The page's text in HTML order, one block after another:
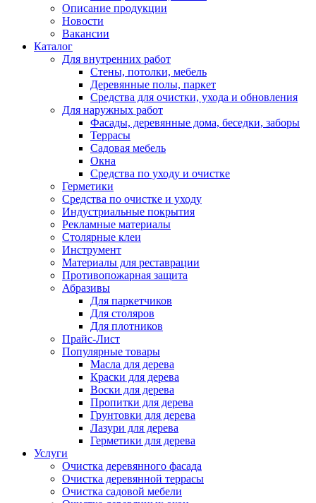
Описание продукции
Новости
Вакансии
Каталог
Для внутренних работ
Стены, потолки, мебель
Деревянные полы, паркет
Средства для очистки, ухода и обновления
Для наружных работ
Фасады, деревянные дома, беседки, заборы
Террасы
Садовая мебель
Окна
Средства по уходу и очистке
Герметики
Средства по очистке и уходу
Индустриальные покрытия
Рекламные материалы
Столярные клеи
Инструмент
Материалы для реставрации
Противопожарная защита
Абразивы
Для паркетчиков
Для столяров
Для плотников
Прайс-Лист
Популярные товары
Масла для дерева
Краски для дерева
Воски для дерева
Пропитки для дерева
Грунтовки для дерева
Лазури для дерева
Герметики для дерева
Услуги
Очистка деревянного фасада
Очистка деревянной террасы
Очистка садовой мебели